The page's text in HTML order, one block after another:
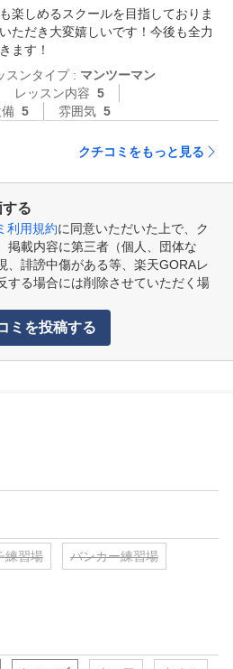
楽しめるスクールを目指しておりま
ただき大変嬉しいです！今後も全力
ます！
スンタイプ : マンツーマン
レッスン内容 5
5 雰囲気 5
クチコミをもっと見る
る
利用規約に同意いただいた上で、ク
掲載内容に第三者（個人、団体な
、誹謗中傷がある等、楽天GORAレ
する場合には削除させていただく場
ミを投稿する
練習場 バンカー練習場